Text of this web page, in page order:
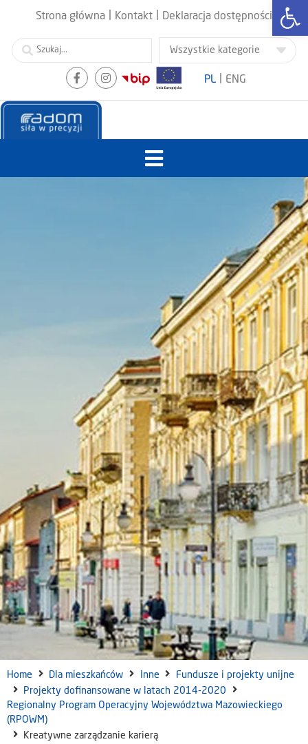
Strona główna Kontakt Deklaracja dostępności
PL ENG
Home Dla mieszkańców Inne
Fundusze i projekty unijne
Projekty dofinansowane w latach 2014-2020
Regionalny Program Operacyjny Województwa Mazowieckiego
(RPOWM)
Kreatywne zarządzanie karierą